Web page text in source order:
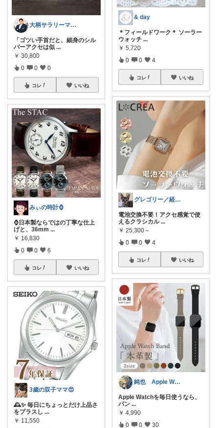
大柄サラリーマンの装い部屋
「ゴツい手首だと、細身のシル
バーアクセは似 ...
￥ 30,800
0 0 0
コレ いいね
みぃの時計⌚
⌚日本製ならではの丁寧な仕上
げと、36mm ...
￥ 16,830
0 0 6
コレ いいね
3歳の双子ママ😍
🕰️✨ 毎日にちょっとだけ上品さ
をプラスし ...
￥ 11,550
& day
＊フィールドワーク＊ ソーラー
ウォッチ ...
￥ 5,720
0 0 4
コレ いいね
グレゴリー／経由購入感謝です💕
電池交換不要！アクセ感覚で使
えるクラシカル ...
￥ 25,300～
0 0 4
コレ いいね
純也 Apple Watch関連紹介
Apple Watchを毎日使うなら、
バン ...
￥ 4,990
0 0 30